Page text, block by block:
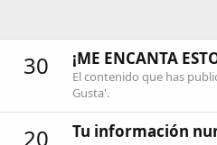
30 ¡ME ENCANTA
El contenido que has
Gusta'.
20 Tu información